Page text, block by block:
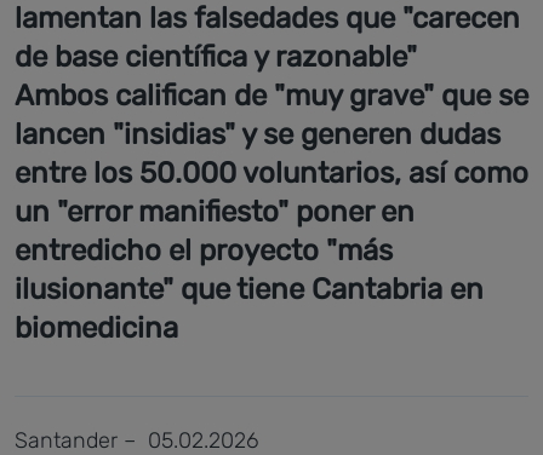
lamentan las falsedades que "carecen
de base científica y razonable"
Ambos califican de "muy grave" que se
lancen "insidias" y se generen dudas
entre los 50.000 voluntarios, así como
un "error manifiesto" poner en
entredicho el proyecto "más
ilusionante" que tiene Cantabria en
biomedicina
Santander – 05.02.2026